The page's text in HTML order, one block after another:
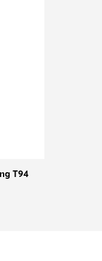
T94